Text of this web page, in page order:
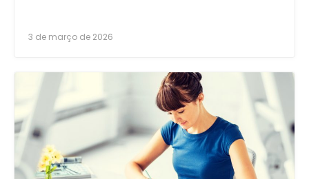
3 de março de 2026